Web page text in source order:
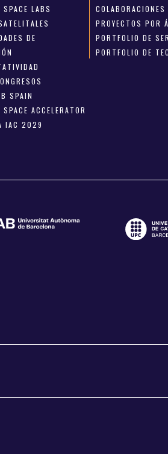
LABS
DE
SPAIN
ACCELERATOR
IAC 2029
COLABORACIONES
PROYECTOS POR
PORTFOLIO DE
PORTFOLIO DE